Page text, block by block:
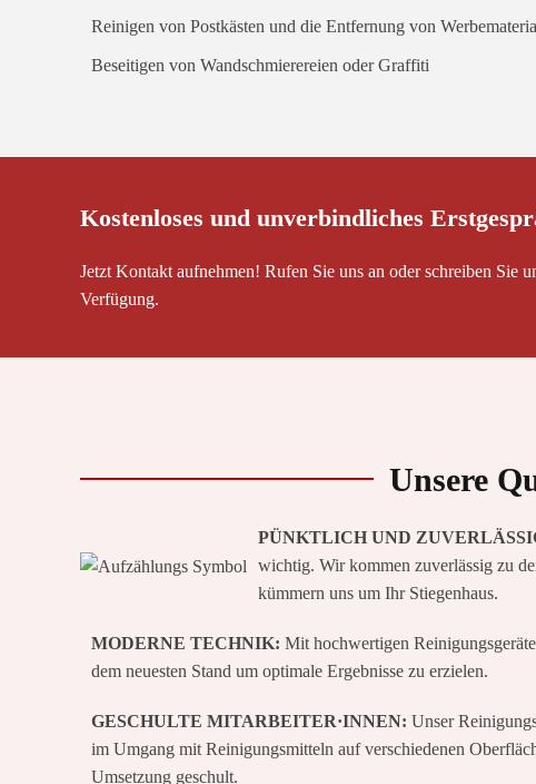
Reinigen von Postkästen und die Entfernung von
Beseitigen von Wandschmierereien oder Graffiti
Kostenloses und unverbindliches
Jetzt Kontakt aufnehmen! Rufen Sie uns an oder schreiben Sie
Verfügung.
Unsere
PÜNKTLICH UND
wichtig. Wir kommen zuverlässig zu
kümmern uns um Ihr Stiegenhaus.
MODERNE TECHNIK: Mit hochwertigen
dem neuesten Stand um optimale Ergebnisse zu erzielen.
GESCHULTE MITARBEITER·INNEN: Unser
im Umgang mit Reinigungsmitteln auf verschiedenen
Umsetzung geschult.